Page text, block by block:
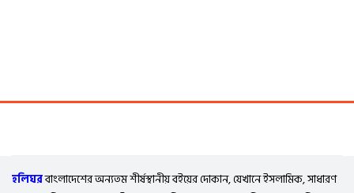
হলিঘরবাংলাদেশের অন্যতম শীর্ষস্থানীয় বইয়ের দোকান, যেখানে ইসলামিক, সাধারণ